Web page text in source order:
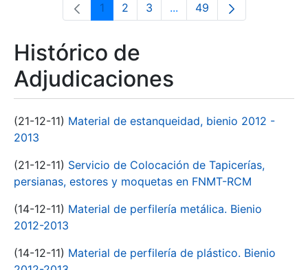
Página
1 Página
2 Página
3 ...Páginas intermedias Use
Página
49
Histórico de
Adjudicaciones
(21-12-11) Material de estanqueidad, bienio 2012 -
2013
(21-12-11) Servicio de Colocación de Tapicerías,
persianas, estores y moquetas en FNMT-RCM
(14-12-11) Material de perfilería metálica. Bienio
2012-2013
(14-12-11) Material de perfilería de plástico. Bienio